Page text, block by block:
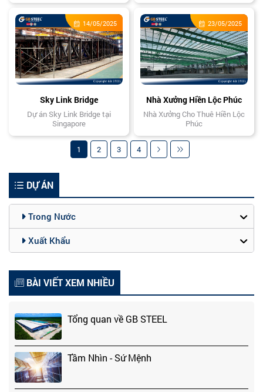
DỰ ÁN
Trong Nước
Xuất Khẩu
BÀI VIẾT XEM NHIỀU
Tổng quan về GB STEEL
Tầm Nhìn - Sứ Mệnh
14/05/2025
Sky Link Bridge
Dự án Sky Link Bridge tại
Singapore
23/05/2025
Nhà Xưởng Hiền Lộc Phúc
Nhà Xưởng Cho Thuê Hiền Lộc
Phúc
1 2 3 4